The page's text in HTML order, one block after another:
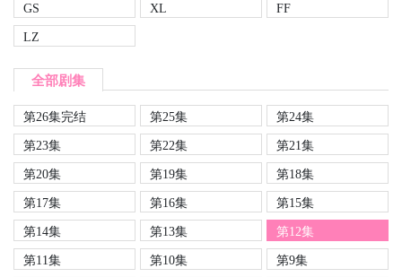
GS
XL
FF
LZ
全部剧集
第26集完结 第25集
第24集
第23集
第22集
第21集
第20集
第19集
第18集
第17集
第16集
第15集
第14集
第13集
第12集
第11集
第10集
第9集